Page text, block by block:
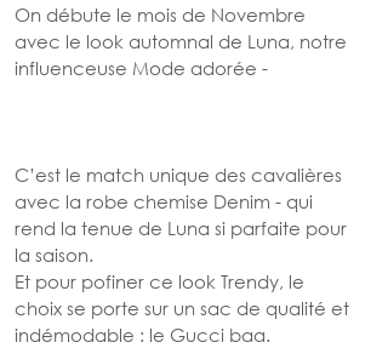
On débute le mois de Novembre
avec le look automnal de Luna, notre
influenceuse Mode adorée -
C’est le match unique des cavalières
avec la robe chemise Denim - qui
rend la tenue de Luna si parfaite pour
la saison.
Et pour pofiner ce look Trendy, le
choix se porte sur un sac de qualité et
indémodable : le Gucci bag.